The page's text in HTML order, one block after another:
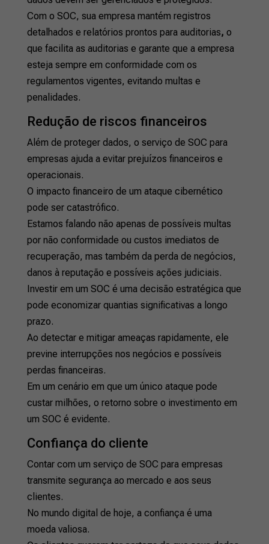
Com o SOC, sua empresa mantém registros
detalhados e relatórios prontos para auditorias, o
que facilita as auditorias e garante que a empresa
esteja sempre em conformidade com os
regulamentos vigentes, evitando multas e
penalidades.
Redução de riscos financeiros
Além de proteger dados, o serviço de SOC para
empresas ajuda a evitar prejuízos financeiros e
operacionais.
O impacto financeiro de um ataque cibernético
pode ser catastrófico.
Estamos falando não apenas de possíveis multas
por não conformidade ou custos imediatos de
recuperação, mas também da perda de negócios,
danos à reputação e possíveis ações judiciais.
Investir em um SOC é uma decisão estratégica que
pode economizar quantias significativas a longo
prazo.
Ao detectar e mitigar ameaças rapidamente, ele
previne interrupções nos negócios e possíveis
perdas financeiras.
Em um cenário em que um único ataque pode
custar milhões, o retorno sobre o investimento em
um SOC é evidente.
Confiança do cliente
Contar com um serviço de SOC para empresas
transmite segurança ao mercado e aos seus
clientes.
No mundo digital de hoje, a confiança é uma
moeda valiosa.